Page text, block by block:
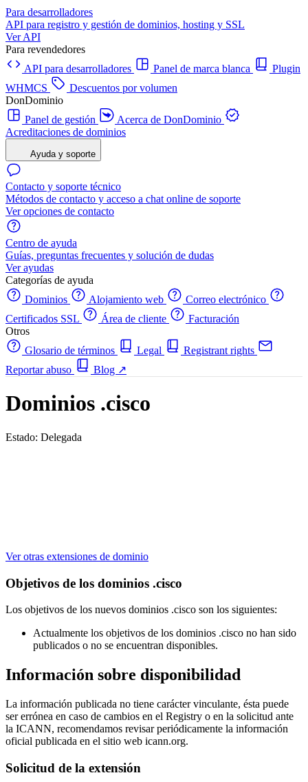
Para desarrolladores
API para registro y gestión de dominios, hosting y SSL
Ver API
Para revendedores
API para desarrolladores
Panel de marca blanca
Plugin
WHMCS
Descuentos por volumen
DonDominio
Panel de gestión
Acerca de DonDominio
Acreditaciones de dominios
Ayuda y soporte
Contacto y soporte técnico
Métodos de contacto y acceso a chat online de soporte
Ver opciones de contacto
Centro de ayuda
Guías, preguntas frecuentes y solución de dudas
Ver ayudas
Categorías de ayuda
Dominios
Alojamiento web
Correo electrónico
Certificados SSL
Área de cliente
Facturación
Otros
Glosario de términos
Legal
Registrant rights
Reportar abuso
Blog ↗
Dominios .cisco
Estado: Delegada
Ver otras extensiones de dominio
Objetivos de los dominios .cisco
Los objetivos de los nuevos dominios .cisco son los siguientes:
Actualmente los objetivos de los dominios .cisco no han sido
publicados o no se encuentran disponibles.
Información sobre disponibilidad
La información publicada no tiene carácter vinculante, ésta puede
ser errónea en caso de cambios en el Registry o en la solicitud ante
la ICANN, recomendamos revisar periódicamente la información
oficial publicada en el sitio web icann.org.
Solicitud de la extensión